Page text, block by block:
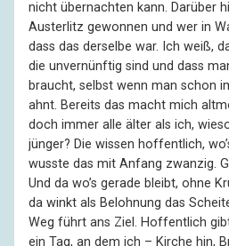
nicht übernachten kann. Darüber
Austerlitz gewonnen und wer in
dass das derselbe war. Ich weiß,
die unvernünftig sind und dass
braucht, selbst wenn man schon
ahnt. Bereits das macht mich
doch immer alle älter als ich,
jünger? Die wissen hoffentlich,
wusste das mit Anfang zwanzig.
Und da wo’s gerade bleibt, ohne
da winkt als Belohnung das
Weg führt ans Ziel. Hoffentlich
ein Tag, an dem ich – Kirche hin,